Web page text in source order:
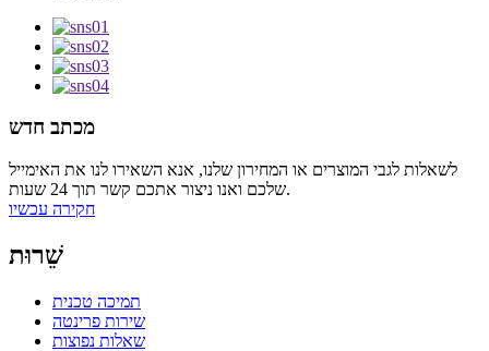
מכתב חדש
לשאלות לגבי המוצרים או המחירון שלנו, אנא השאירו לנו את האימייל
שלכם ואנו ניצור אתכם קשר תוך 24 שעות.
חקירה עכשיו
שֵׁרוּת
תמיכה טכנית
שירות פרינטה
שאלות נפוצות